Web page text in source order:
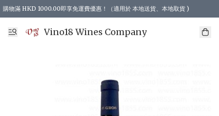
購物滿 HKD 1000.00即享免運費優惠！（適用於 本地送貨、本地取貨 )
Vino18 Wines Company